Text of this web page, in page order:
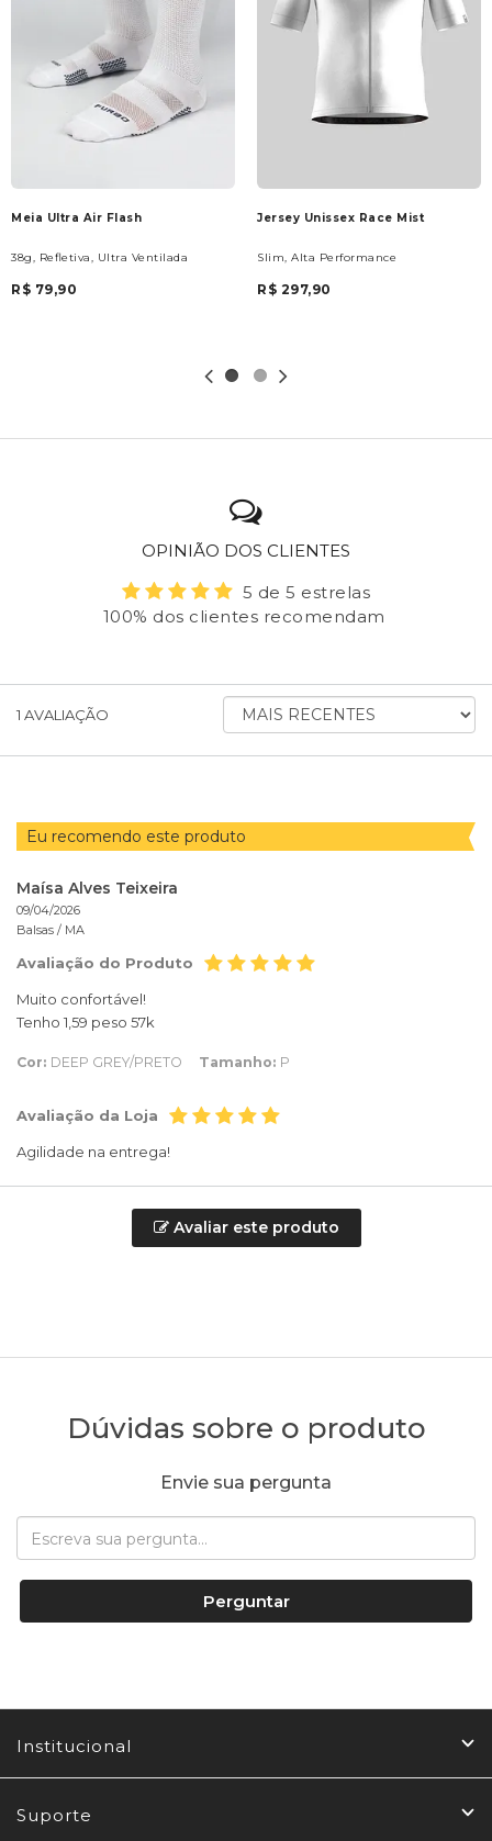
Meia Ultra Air Flash
38g, Refletiva, Ultra Ventilada
R$ 79,90
Jersey Unissex Race Mist
Slim, Alta Performance
R$ 297,90
OPINIÃO DOS CLIENTES
5 de 5 estrelas
100% dos clientes recomendam
1 AVALIAÇÃO ORDENAR AVALIAÇÕES POR
Eu recomendo este produto
Maísa Alves Teixeira
09/04/2026
Balsas / MA
Avaliação do Produto
Muito confortável!
Tenho 1,59 peso 57k
Cor: DEEP GREY/PRETO Tamanho: P
Avaliação da Loja
Agilidade na entrega!
Avaliar este produto
Dúvidas sobre o produto
Envie sua pergunta
Perguntar
Institucional
Suporte